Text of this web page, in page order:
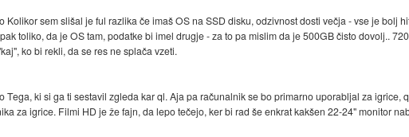
Kolikor sem slišal je ful razlika če imaš OS na SSD disku, odzivnost dosti večja - vse je bolj
toliko, da je OS tam, podatke bi imel drugje - za to pa mislim da je 500GB čisto dovolj..
ko bi rekli, da se res ne splača vzeti.
Tega, ki si ga ti sestavil zgleda kar ql. Aja pa računalnik se bo primarno uporabljal za igrice,
za igrice. Filmi HD je že fajn, da lepo tečejo, ker bi rad še enkrat kakšen 22-24" monitor